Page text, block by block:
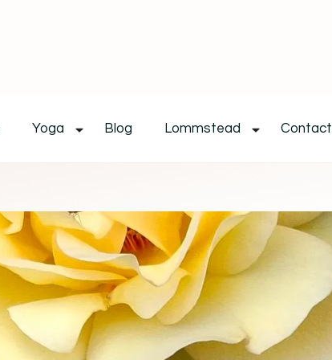
Yoga Blog Lommstead Contact